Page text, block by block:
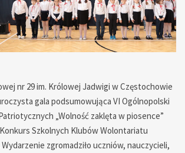
nr 29 im. Królowej Jadwigi w Częstochowie
gala podsumowująca VI Ogólnopolski
„Wolność zaklęta w piosence”
Szkolnych Klubów Wolontariatu
Wydarzenie zgromadziło uczniów, nauczycieli,